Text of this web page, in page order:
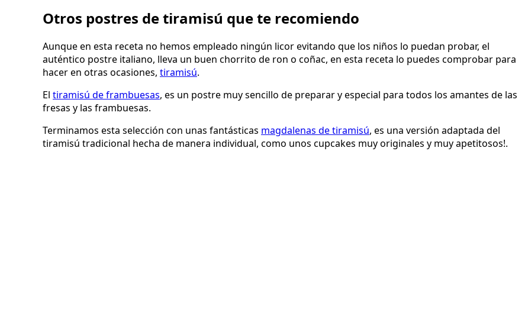
Otros postres de tiramisú que te recomiendo
Aunque en esta receta no hemos empleado ningún licor evitando que los niños lo puedan probar, el
auténtico postre italiano, lleva un buen chorrito de ron o coñac, en esta receta lo puedes comprobar para
hacer en otras ocasiones, tiramisú.
El tiramisú de frambuesas, es un postre muy sencillo de preparar y especial para todos los amantes de las
fresas y las frambuesas.
Terminamos esta selección con unas fantásticas magdalenas de tiramisú, es una versión adaptada del
tiramisú tradicional hecha de manera individual, como unos cupcakes muy originales y muy apetitosos!.